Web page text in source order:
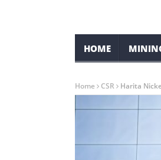
HOME
Home CSR Harita